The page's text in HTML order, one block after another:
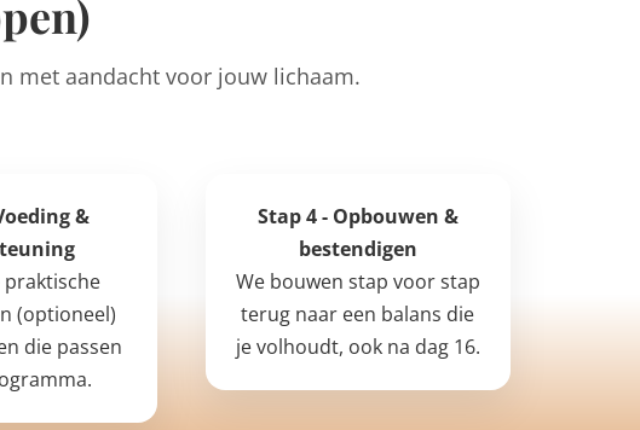
met aandacht voor jouw lichaam.
&
praktische
(optioneel)
die passen
Stap 4 - Opbouwen &
bestendigen
We bouwen stap voor stap
terug naar een balans die
je volhoudt, ook na dag 16.